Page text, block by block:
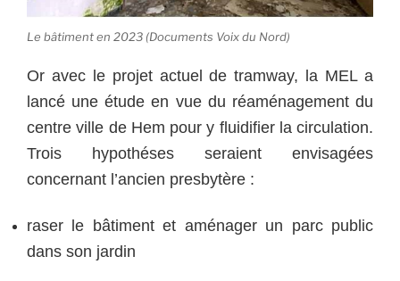
Le bâtiment en 2023 (Documents Voix du Nord)
Or avec le projet actuel de tramway, la MEL a
lancé une étude en vue du réaménagement du
centre ville de Hem pour y fluidifier la circulation.
Trois hypothéses seraient envisagées
concernant l’ancien presbytère :
raser le bâtiment et aménager un parc public
dans son jardin